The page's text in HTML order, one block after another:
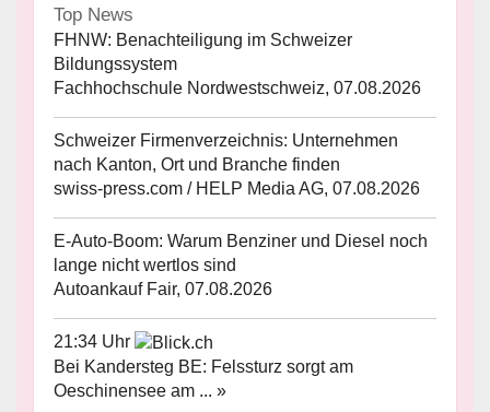
Top News
FHNW: Benachteiligung im Schweizer
Bildungssystem
Fachhochschule Nordwestschweiz, 07.08.2026
Schweizer Firmenverzeichnis: Unternehmen
nach Kanton, Ort und Branche finden
swiss-press.com / HELP Media AG, 07.08.2026
E-Auto-Boom: Warum Benziner und Diesel noch
lange nicht wertlos sind
Autoankauf Fair, 07.08.2026
21:34 Uhr
Bei Kandersteg BE: Felssturz sorgt am
Oeschinensee am ... »